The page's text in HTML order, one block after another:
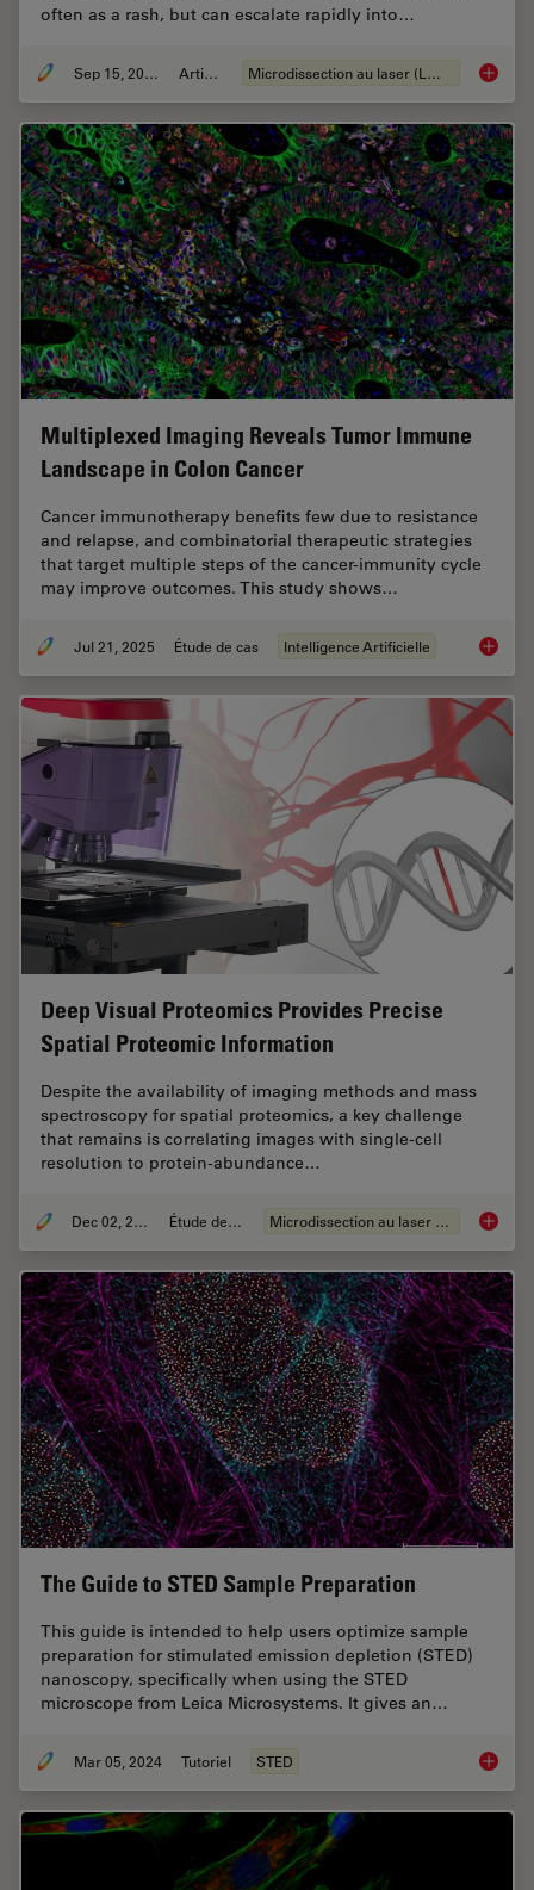
often as a rash, but can escalate rapidly into…
Sep 15, 2025 Article Microdissection au laser (LMD) How a
Multiplexed Imaging Reveals Tumor Immune
Landscape in Colon Cancer
Cancer immunotherapy benefits few due to resistance
and relapse, and combinatorial therapeutic strategies
that target multiple steps of the cancer-immunity cycle
may improve outcomes. This study shows…
Jul 21, 2025 Étude de cas Intelligence Artificielle
Deep Visual Proteomics Provides Precise
Spatial Proteomic Information
Despite the availability of imaging methods and mass
spectroscopy for spatial proteomics, a key challenge
that remains is correlating images with single-cell
resolution to protein-abundance…
Dec 02, 2024 Étude de cas Microdissection au laser (LMD) Deep
The Guide to STED Sample Preparation
This guide is intended to help users optimize sample
preparation for stimulated emission depletion (STED)
nanoscopy, specifically when using the STED
microscope from Leica Microsystems. It gives an…
Mar 05, 2024 Tutoriel STED The